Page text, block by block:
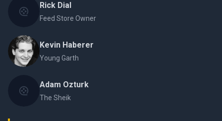
Rick Dial
Feed Store Owner
Kevin Haberer
Young Garth
Adam Ozturk
The Sheik